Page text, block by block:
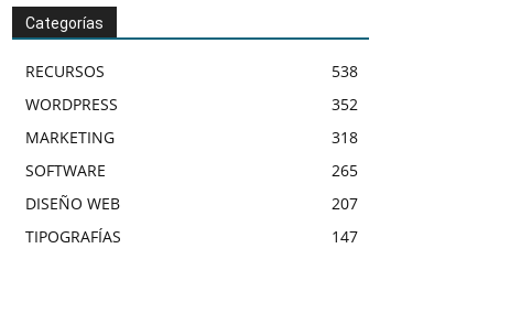
Categorías
RECURSOS
538
WORDPRESS
352
MARKETING
318
SOFTWARE
265
DISEÑO WEB
207
TIPOGRAFÍAS
147